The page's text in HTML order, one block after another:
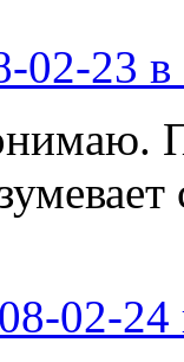
02-23
02-24